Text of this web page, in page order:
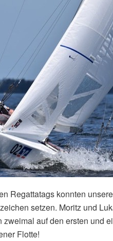
Regattatags konnten
setzen. Moritz und
auf den ersten und
Flotte!